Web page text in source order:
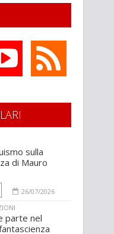
sulla
di Mauro
26/07/2026
parte nel